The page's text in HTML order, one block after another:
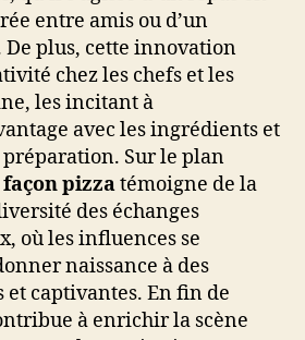
entre amis ou d’un
plus, cette innovation
chez les chefs et les
les incitant à
avec les ingrédients et
Sur le plan
façon pizzatémoigne de la
des échanges
où les influences se
naissance à des
captivantes. En fin de
à enrichir la scène